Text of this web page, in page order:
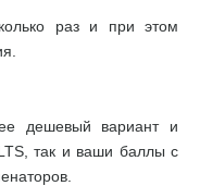
раз и при этом
дешевый вариант и
так и ваши баллы с